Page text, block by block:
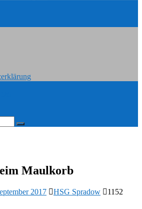
Maulkorb
2017 HSG Spradow
1152